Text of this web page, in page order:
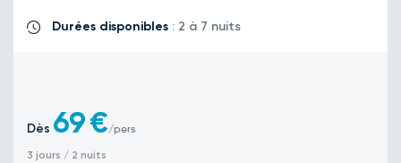
Durées disponibles : 2 à 7 nuits
Dès 69€/pers
3 jours / 2 nuits